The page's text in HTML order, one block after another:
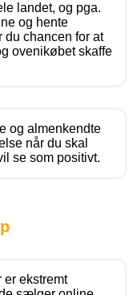
landet, og pga.
og hente
du chancen for at
ovenikøbet skaffe
og almenkendte
når du skal
se som positivt.
er ekstremt